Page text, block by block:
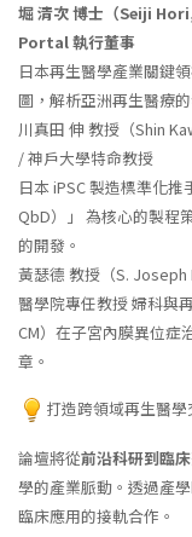
堀 清次 博士（Seiji
Portal 執行董事
日本再生醫學產業關鍵
圖，解析亞洲再生醫療
川真田 伸 教授（Shin
/ 神戶大學特命教授
日本 iPSC 製造標準化
QbD）」 為核心的製程
的開發。
黃瑟德 教授（S.
醫學院專任教授 婦科與
CM）在子宮內膜異位症
章。
打造跨領域再生醫
論壇將從前沿科研到臨
學的產業脈動。透過產
臨床應用的接軌合作。